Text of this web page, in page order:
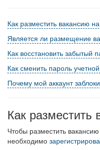
Как разместить вакансию
Является ли размещение
Как восстановить забытый
Как сменить пароль
Почему мой аккаунт
Как разместить
Чтобы разместить
необходимо